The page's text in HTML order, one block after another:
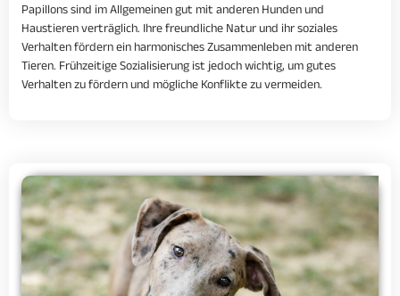
Papillons sind im Allgemeinen gut mit anderen Hunden und
Haustieren verträglich. Ihre freundliche Natur und ihr soziales
Verhalten fördern ein harmonisches Zusammenleben mit anderen
Tieren. Frühzeitige Sozialisierung ist jedoch wichtig, um gutes
Verhalten zu fördern und mögliche Konflikte zu vermeiden.